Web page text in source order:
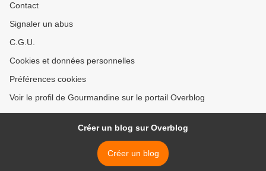
Contact
Signaler un abus
C.G.U.
Cookies et données personnelles
Préférences cookies
Voir le profil de Gourmandine sur le portail Overblog
Créer un blog sur Overblog
Créer un blog